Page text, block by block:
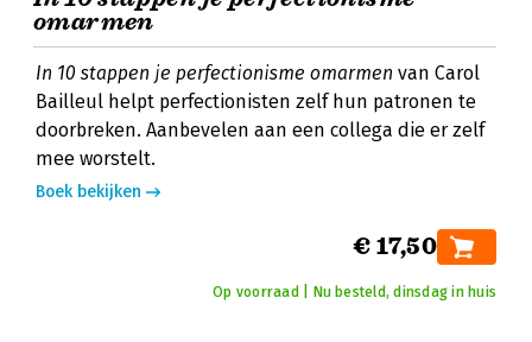
omarmen
In 10 stappen je perfectionisme omarmen van Carol
Bailleul helpt perfectionisten zelf hun patronen te
doorbreken. Aanbevelen aan een collega die er zelf
mee worstelt.
Boek bekijken
€ 17,50
Op voorraad | Nu besteld, dinsdag in huis